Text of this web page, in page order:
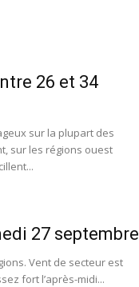
26 et 34
sur la plupart des
sur les régions ouest
27 septembre
Vent de secteur est
fort l’après-midi...